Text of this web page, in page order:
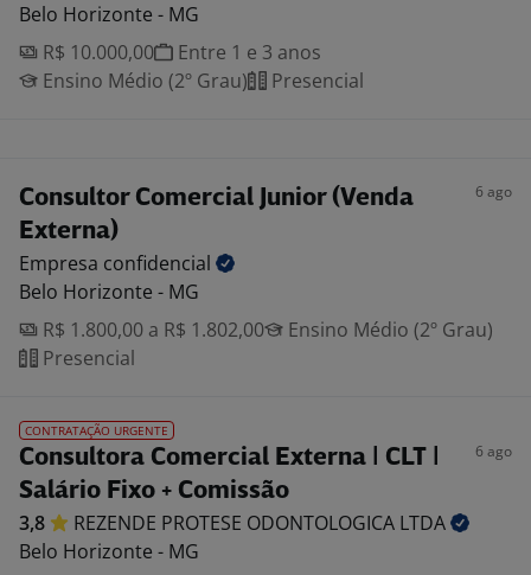
Belo Horizonte - MG
R$ 10.000,00
Entre 1 e 3 anos
Ensino Médio (2º Grau)
Presencial
Consultor Comercial Junior (Venda
Externa)
6 ago
Empresa confidencial
Belo Horizonte - MG
R$ 1.800,00 a R$ 1.802,00
Ensino Médio (2º Grau)
Presencial
CONTRATAÇÃO URGENTE
Consultora Comercial Externa | CLT |
Salário Fixo + Comissão
6 ago
3,8 REZENDE PROTESE ODONTOLOGICA LTDA
Belo Horizonte - MG